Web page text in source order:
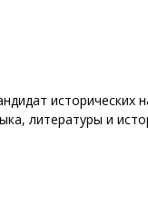
исторических
литературы и